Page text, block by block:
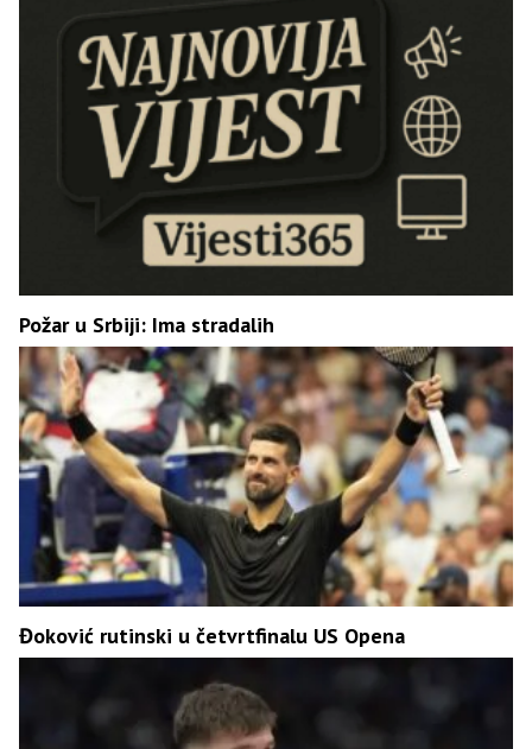
Požar u Srbiji: Ima stradalih
Đoković rutinski u četvrtfinalu US Opena